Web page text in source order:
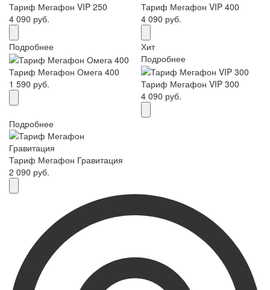
Тариф Мегафон VIP 250
4 090 руб.
Тариф Мегафон VIP 400
4 090 руб.
Подробнее
Тариф Мегафон Омега 400
1 590 руб.
Хит
Подробнее
Тариф Мегафон VIP 300
4 090 руб.
Подробнее
Тариф Мегафон Гравитация
2 090 руб.